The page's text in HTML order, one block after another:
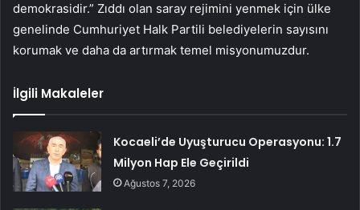
demokrasidir.” Zıddı olan saray rejimini yenmek için ülke
genelinde Cumhuriyet Halk Partili belediyelerin sayısını
korumak ve daha da artırmak temel misyonumuzdur.
İlgili Makaleler
Kocaeli’de Uyuşturucu Operasyonu: 1.7
Milyon Hap Ele Geçirildi
Ağustos 7, 2026